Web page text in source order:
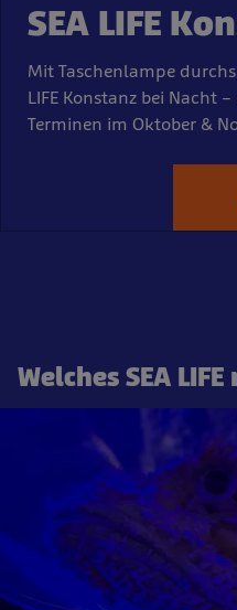
SEA LIFE
Mit Taschenlampe
LIFE Konstanz bei Nacht
Terminen im Oktober &
Welches SEA